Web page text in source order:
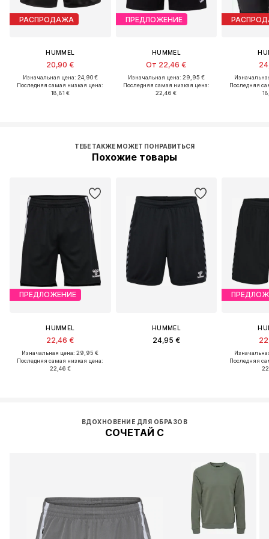
РАСПРОДАЖА
HUMMEL
20,90 €
Изначальная цена: 24,90 €
Последняя самая низкая цена:
18,81 €
ПРЕДЛОЖЕНИЕ
HUMMEL
От 22,46 €
Изначальная цена: 29,95 €
Последняя самая низкая цена:
22,46 €
Последняя
ТЕБЕ ТАКЖЕ МОЖЕТ ПОНРАВИТЬСЯ
Похожие товары
ПРЕДЛОЖЕНИЕ
HUMMEL
22,46 €
Изначальная цена: 29,95 €
Последняя самая низкая цена:
22,46 €
HUMMEL
24,95 €
Последняя
ВДОХНОВЕНИЕ ДЛЯ ОБРАЗОВ
СОЧЕТАЙ С